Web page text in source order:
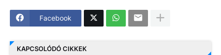
Facebook
KAPCSOLÓDÓ CIKKEK